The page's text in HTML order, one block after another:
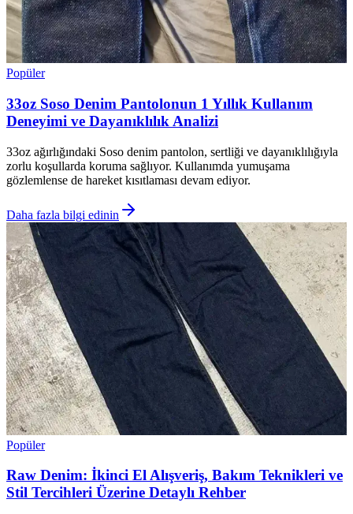
Popüler
33oz Soso Denim Pantolonun 1 Yıllık Kullanım
Deneyimi ve Dayanıklılık Analizi
33oz ağırlığındaki Soso denim pantolon, sertliği ve dayanıklılığıyla
zorlu koşullarda koruma sağlıyor. Kullanımda yumuşama
gözlemlense de hareket kısıtlaması devam ediyor.
Daha fazla bilgi edinin
Popüler
Raw Denim: İkinci El Alışveriş, Bakım Teknikleri ve
Stil Tercihleri Üzerine Detaylı Rehber